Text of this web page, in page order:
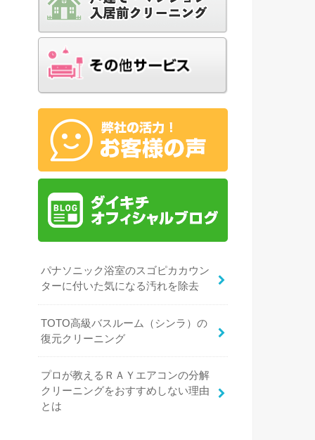
パナソニック浴室のスゴピカカウン
ターに付いた気になる汚れを除去
TOTO高級バスルーム（シンラ）の
復元クリーニング
プロが教えるＲＡＹエアコンの分解
クリーニングをおすすめしない理由
とは